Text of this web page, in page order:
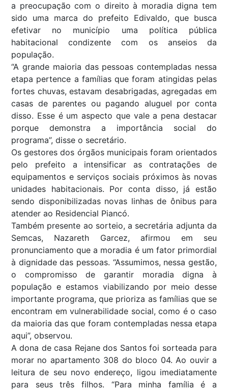
a preocupação com o direito à moradia digna tem
sido uma marca do prefeito Edivaldo, que busca
efetivar no município uma política pública
habitacional condizente com os anseios da
população.
“A grande maioria das pessoas contempladas nessa
etapa pertence a famílias que foram atingidas pelas
fortes chuvas, estavam desabrigadas, agregadas em
casas de parentes ou pagando aluguel por conta
disso. Esse é um aspecto que vale a pena destacar
porque demonstra a importância social do
programa”, disse o secretário.
Os gestores dos órgãos municipais foram orientados
pelo prefeito a intensificar as contratações de
equipamentos e serviços sociais próximos às novas
unidades habitacionais. Por conta disso, já estão
sendo disponibilizadas novas linhas de ônibus para
atender ao Residencial Piancó.
Também presente ao sorteio, a secretária adjunta da
Semcas, Nazareth Garcez, afirmou em seu
pronunciamento que a moradia é um fator primordial
à dignidade das pessoas. “Assumimos, nessa gestão,
o compromisso de garantir moradia digna à
população e estamos viabilizando por meio desse
importante programa, que prioriza as famílias que se
encontram em vulnerabilidade social, como é o caso
da maioria das que foram contempladas nessa etapa
aqui”, observou.
A dona de casa Rejane dos Santos foi sorteada para
morar no apartamento 308 do bloco 04. Ao ouvir a
leitura de seu novo endereço, ligou imediatamente
para seus três filhos. “Para minha família é a